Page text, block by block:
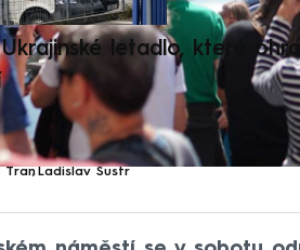
letadlo, které
Tran, Ladislav Šustr